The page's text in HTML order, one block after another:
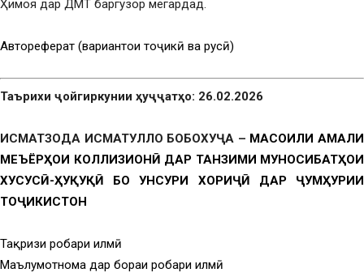
Ҳимоя дар ДМТ баргузор мегардад.
Автореферат (вариантҳои тоҷикӣ ва русӣ)
Таърихи ҷойгиркунии ҳуҷҷатҳо: 26.02.2026
ИСМАТЗОДА ИСМАТУЛЛО БОБОХУҶА – МАСОИЛИ АМАЛИ
МЕЪЁРҲОИ КОЛЛИЗИОНӢ ДАР ТАНЗИМИ МУНОСИБАТҲОИ
ХУСУСӢ-ҲУҚУҚӢ БО УНСУРИ ХОРИҶӢ ДАР ҶУМҲУРИИ
ТОҶИКИСТОН
Тақризи роҳбари илмӣ
Маълумотнома дар бораи роҳбари илмӣ